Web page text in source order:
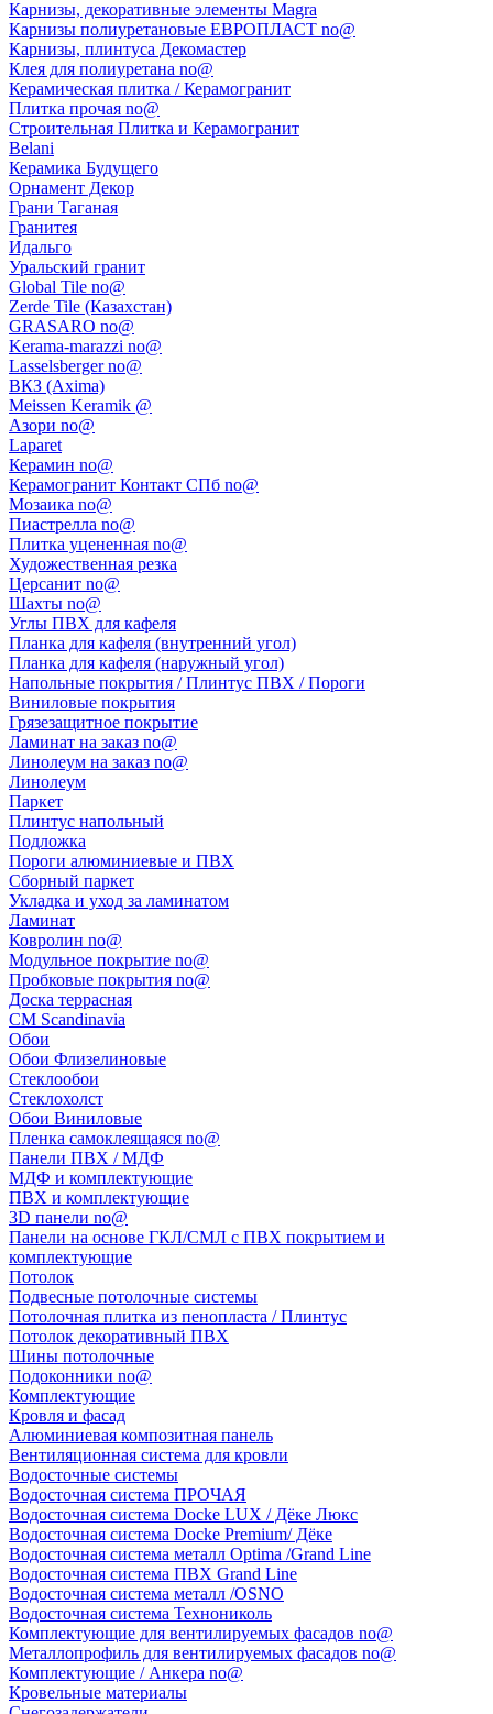
Карнизы, декоративные элементы Magra
Карнизы полиуретановые ЕВРОПЛАСТ no@
Карнизы, плинтуса Декомастер
Клея для полиуретана no@
Керамическая плитка / Керамогранит
Плитка прочая no@
Строительная Плитка и Керамогранит
Belani
Керамика Будущего
Орнамент Декор
Грани Таганая
Гранитея
Идальго
Уральский гранит
Global Tile no@
Zerde Tile (Казахстан)
GRASARO no@
Kerama-marazzi no@
Lasselsberger no@
ВКЗ (Axima)
Meissen Keramik @
Азори no@
Laparet
Керамин no@
Керамогранит Контакт СПб no@
Мозаика no@
Пиастрелла no@
Плитка уцененная no@
Художественная резка
Церсанит no@
Шахты no@
Углы ПВХ для кафеля
Планка для кафеля (внутренний угол)
Планка для кафеля (наружный угол)
Напольные покрытия / Плинтус ПВХ / Пороги
Виниловые покрытия
Грязезащитное покрытие
Ламинат на заказ no@
Линолеум на заказ no@
Линолеум
Паркет
Плинтус напольный
Подложка
Пороги алюминиевые и ПВХ
Сборный паркет
Укладка и уход за ламинатом
Ламинат
Ковролин no@
Модульное покрытие no@
Пробковые покрытия no@
Доска террасная
CM Scandinavia
Обои
Обои Флизелиновые
Стеклообои
Стеклохолст
Обои Виниловые
Пленка самоклеящаяся no@
Панели ПВХ / МДФ
МДФ и комплектующие
ПВХ и комплектующие
3D панели no@
Панели на основе ГКЛ/СМЛ с ПВХ покрытием и
комплектующие
Потолок
Подвесные потолочные системы
Потолочная плитка из пенопласта / Плинтус
Потолок декоративный ПВХ
Шины потолочные
Подоконники no@
Комплектующие
Кровля и фасад
Алюминиевая композитная панель
Вентиляционная система для кровли
Водосточные системы
Водосточная система ПРОЧАЯ
Водосточная система Docke LUX / Дёке Люкс
Водосточная система Docke Premium/ Дёке
Водосточная система металл Optima /Grand Line
Водосточная система ПВХ Grand Line
Водосточная система металл /OSNO
Водосточная система Технониколь
Комплектующие для вентилируемых фасадов no@
Металлопрофиль для вентилируемых фасадов no@
Комплектующие / Анкера no@
Кровельные материалы